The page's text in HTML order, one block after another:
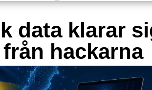
data klarar
hackarna